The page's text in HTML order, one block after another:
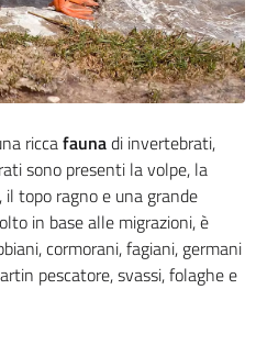
riccafaunadi invertebrati,
sono presenti la volpe, la
il topo ragno e una grande
in base alle migrazioni, è
cormorani, fagiani, germani
pescatore, svassi, folaghe e